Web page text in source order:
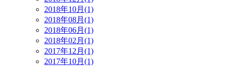
2018年10月(1)
2018年08月(1)
2018年06月(1)
2018年02月(1)
2017年12月(1)
2017年10月(1)